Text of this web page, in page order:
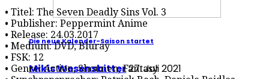
Die neue Kalender-Saison startet
Mikis Wesensbitter27. Juli 2021
• Titel: The Seven Deadly Sins Vol. 3
• Publisher: Peppermint Anime
• Release: 24.03.2017
• Medium: DVD, Bluray
• FSK: 12
• Genre: Action, Shounen, Fantasy